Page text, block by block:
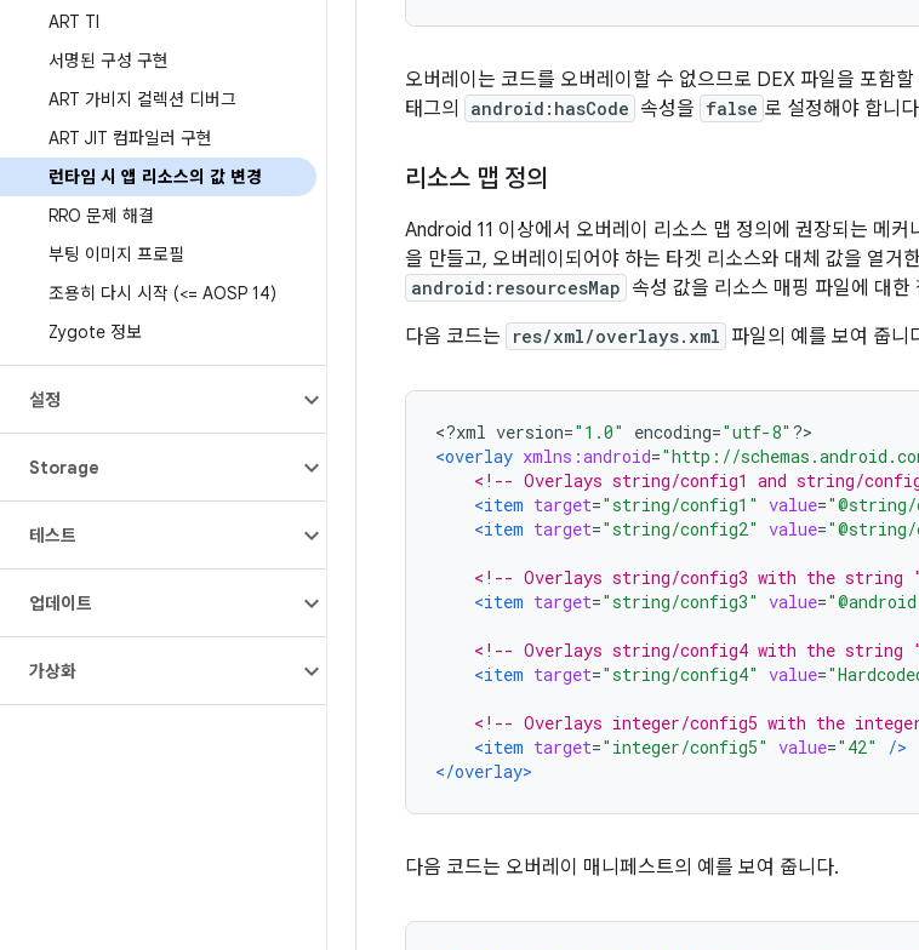
ART TI
서명된 구성 구현
ART 가비지 컬렉션 디버그
ART JIT 컴파일러 구현
런타임 시 앱 리소스의 값 변경
RRO 문제 해결
부팅 이미지 프로필
조용히 다시 시작 (<= AOSP 14)
Zygote 정보
설정
Storage
테스트
업데이트
가상화
오버레이는 코드를 오버레이할 수 없으므로 DEX 파일을 포함
태그의
android:hasCode 속성을 false 로 설정해야 합니
리소스 맵 정의
Android 11 이상에서 오버레이 리소스 맵 정의에 권장되는 메커
을 만들고, 오버레이되어야 하는 타겟 리소스와 대체 값을 열거
android:resourcesMap 속성 값을 리소스 매핑 파일에 대한
다음 코드는
res/xml/overlays.xml 파일의 예를 보여 줍니
<?xml version="1.0" encoding="utf-8" ?>
<overlay xmlns:android="http://
<!-- Overlays string/config1 and string/
<item target="string/config1" value=
<item target="string/config2" value=
<!-- Overlays string/config3 with the string
<item target="string/config3" value=
<!-- Overlays string/config4 with the string
<item target="string/config4" value=
<!-- Overlays integer/config5 with the
<item target="integer/config5" value="42"
/>
</overlay>
다음 코드는 오버레이 매니페스트의 예를 보여 줍니다.